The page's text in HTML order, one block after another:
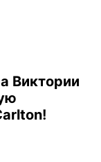
Виктории